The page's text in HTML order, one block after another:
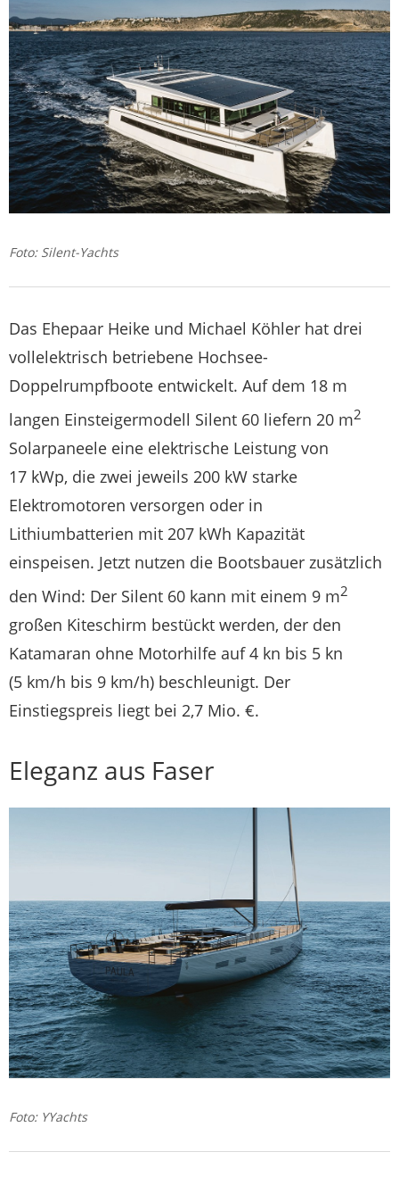
Foto: Silent-Yachts
Das Ehepaar Heike und Michael Köhler hat drei
vollelektrisch betriebene Hochsee-
Doppelrumpfboote entwickelt. Auf dem 18 m
langen Einsteigermodell Silent 60 liefern 20 m2
Solarpaneele eine elektrische Leistung von
17 kWp, die zwei jeweils 200 kW starke
Elektromotoren versorgen oder in
Lithiumbatterien mit 207 kWh Kapazität
einspeisen. Jetzt nutzen die Bootsbauer zusätzlich
den Wind: Der Silent 60 kann mit einem 9 m2
großen Kiteschirm bestückt werden, der den
Katamaran ohne Motorhilfe auf 4 kn bis 5 kn
(5 km/h bis 9 km/h) beschleunigt. Der
Einstiegspreis liegt bei 2,7 Mio. €.
Eleganz aus Faser
Foto: YYachts